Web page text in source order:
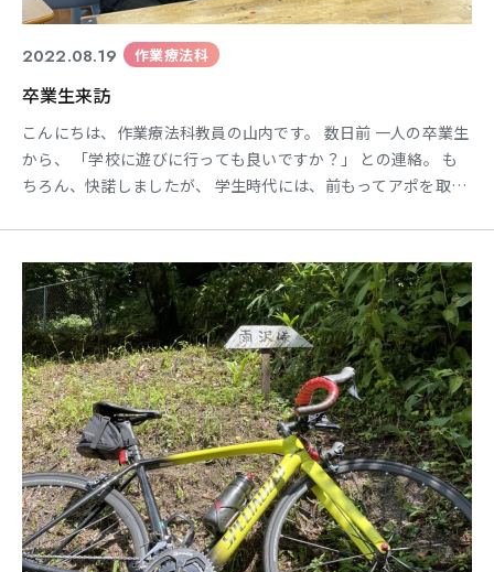
2022.08.19 作業療法科
卒業生来訪
こんにちは、作業療法科教員の山内です。 数日前 一人の卒業生
から、 「学校に遊びに行っても良いですか？」 との連絡。 も
ちろん、快諾しましたが、 学生時代には、前もってアポを取る
験勉強中の学生への差し入れ・・・🍴。 ここでも、社会人とし
て気遣いができるようになったんだなと・・・。